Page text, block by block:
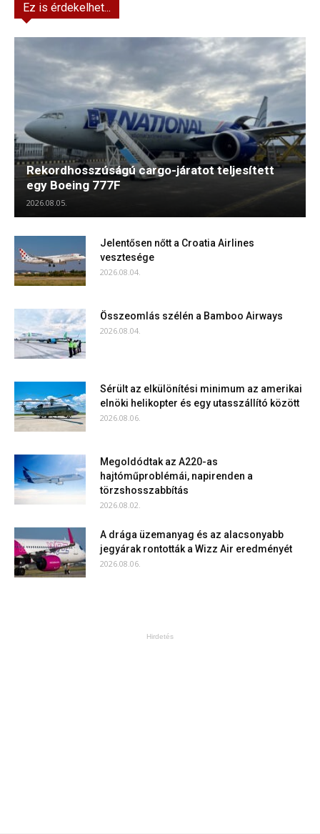
Ez is érdekelhet...
Rekordhosszúságú cargo-járatot teljesített
egy Boeing 777F
2026.08.05.
Jelentősen nőtt a Croatia Airlines
vesztesége
2026.08.04.
Összeomlás szélén a Bamboo Airways
2026.08.04.
Sérült az elkülönítési minimum az amerikai
elnöki helikopter és egy utasszállító között
2026.08.06.
Megoldódtak az A220-as
hajtóműproblémái, napirenden a
törzshosszabbítás
2026.08.02.
A drága üzemanyag és az alacsonyabb
jegyárak rontották a Wizz Air eredményét
2026.08.06.
Hirdetés